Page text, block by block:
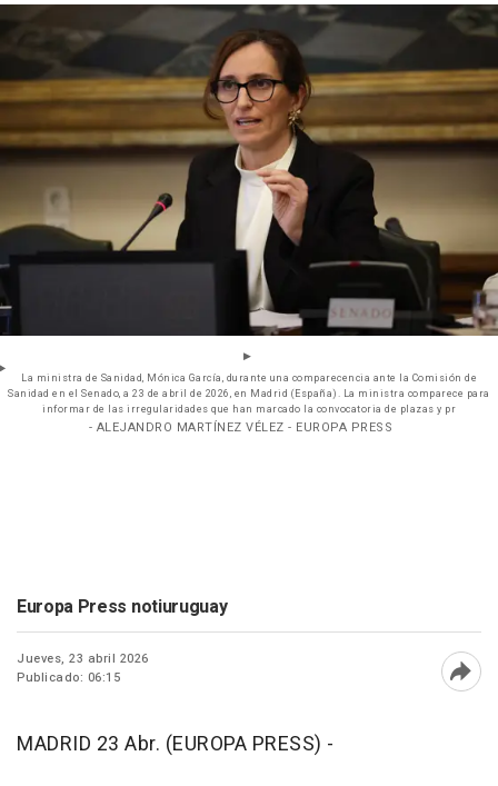
La ministra de Sanidad, Mónica García, durante una comparecencia ante la Comisión de
Sanidad en el Senado, a 23 de abril de 2026, en Madrid (España). La ministra comparece para
informar de las irregularidades que han marcado la convocatoria de plazas y pr
- ALEJANDRO MARTÍNEZ VÉLEZ - EUROPA PRESS
Europa Press notiuruguay
Jueves, 23 abril 2026
Publicado: 06:15
MADRID 23 Abr. (EUROPA PRESS) -